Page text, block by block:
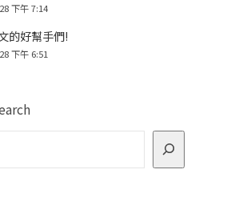
下午 7:14
的好幫手們!
下午 6:51